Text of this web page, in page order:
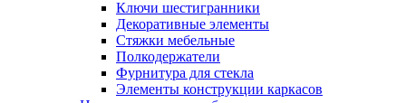
Ключи шестигранники
Декоративные элементы
Стяжки мебельные
Полкодержатели
Фурнитура для стекла
Элементы конструкции каркасов